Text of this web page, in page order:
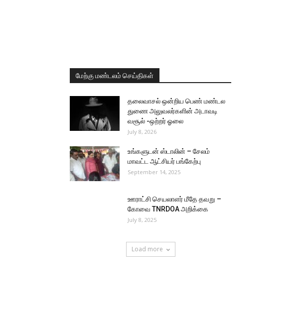
மேற்கு மண்டலம் செய்திகள்
தலைவாசல் ஒன்றிய பெண் மண்டல
துணை அலுவலர்களின் அடாவடி
வசூல் -ஒற்றர் ஓலை
July 8, 2026
உங்களுடன் ஸ்டாலின் – சேலம்
மாவட்ட ஆட்சியர் பங்கேற்பு
September 14, 2025
ஊராட்சி செயலாளர் மீதே தவறு –
கோவை TNRDOA அறிக்கை
July 8, 2025
Load more